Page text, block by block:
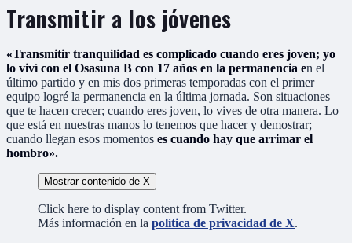
Transmitir a los jóvenes
«Transmitir tranquilidad es complicado cuando eres joven; yo
lo viví con el Osasuna B con 17 años en la permanencia en el
último partido y en mis dos primeras temporadas con el primer
equipo logré la permanencia en la última jornada. Son situaciones
que te hacen crecer; cuando eres joven, lo vives de otra manera. Lo
que está en nuestras manos lo tenemos que hacer y demostrar;
cuando llegan esos momentos es cuando hay que arrimar el
hombro».
Mostrar contenido de X
Click here to display content from Twitter.
Más información en la política de privacidad de X.